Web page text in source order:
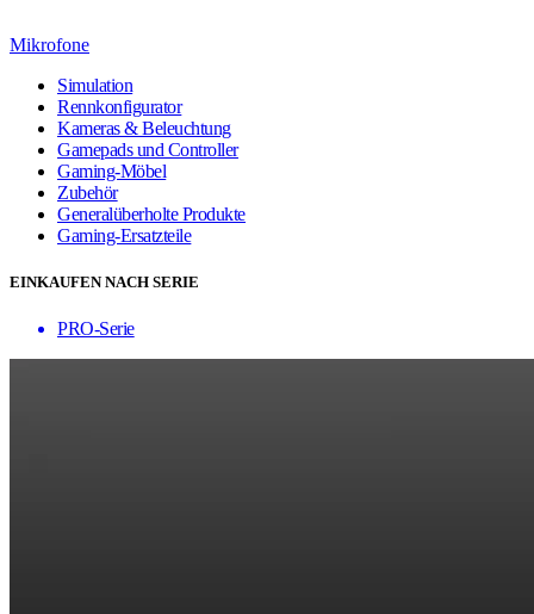
Mikrofone
Simulation
Rennkonfigurator
Kameras & Beleuchtung
Gamepads und Controller
Gaming-Möbel
Zubehör
Generalüberholte Produkte
Gaming-Ersatzteile
EINKAUFEN NACH SERIE
PRO-Serie